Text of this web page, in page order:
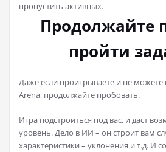
пропустить активных.
Продолжайте
пройти
Даже если проигрываете и не можете
Arena, продолжайте пробовать.
Игра подстроиться под вас, и даст
уровень. Дело в ИИ – он строит вам
характеристики – уклонения и т.д. И